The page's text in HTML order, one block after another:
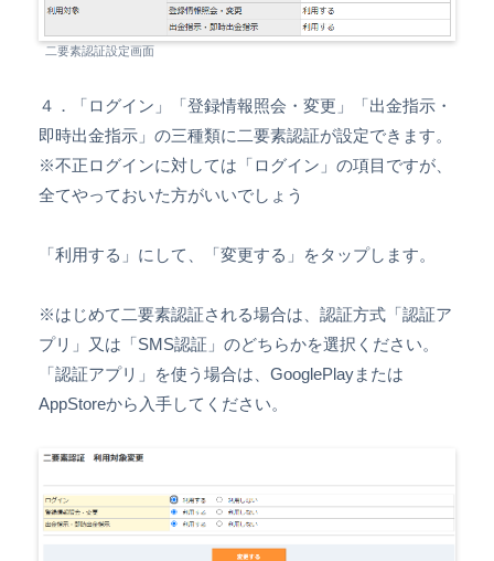
二要素認証設定画面
４．「ログイン」「登録情報照会・変更」「出金指示・
即時出金指示」の三種類に二要素認証が設定できます。
※不正ログインに対しては「ログイン」の項目ですが、
全てやっておいた方がいいでしょう
「利用する」にして、「変更する」をタップします。
※はじめて二要素認証される場合は、認証方式「認証ア
プリ」又は「SMS認証」のどちらかを選択ください。
「認証アプリ」を使う場合は、GooglePlayまたは
AppStoreから入手してください。